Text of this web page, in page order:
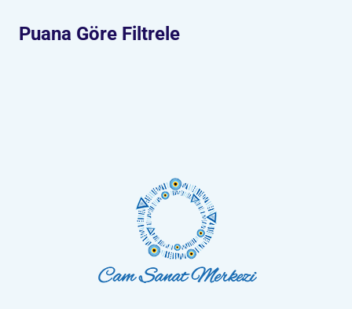
Puana Göre Filtrele